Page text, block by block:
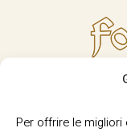
Per offrire le